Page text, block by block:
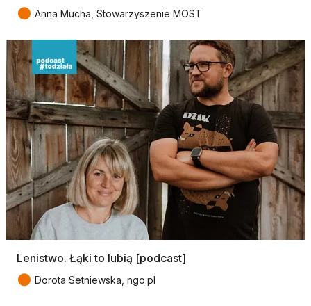
● Anna Mucha, Stowarzyszenie MOST
Lenistwo. Łąki to lubią [podcast]
● Dorota Setniewska, ngo.pl